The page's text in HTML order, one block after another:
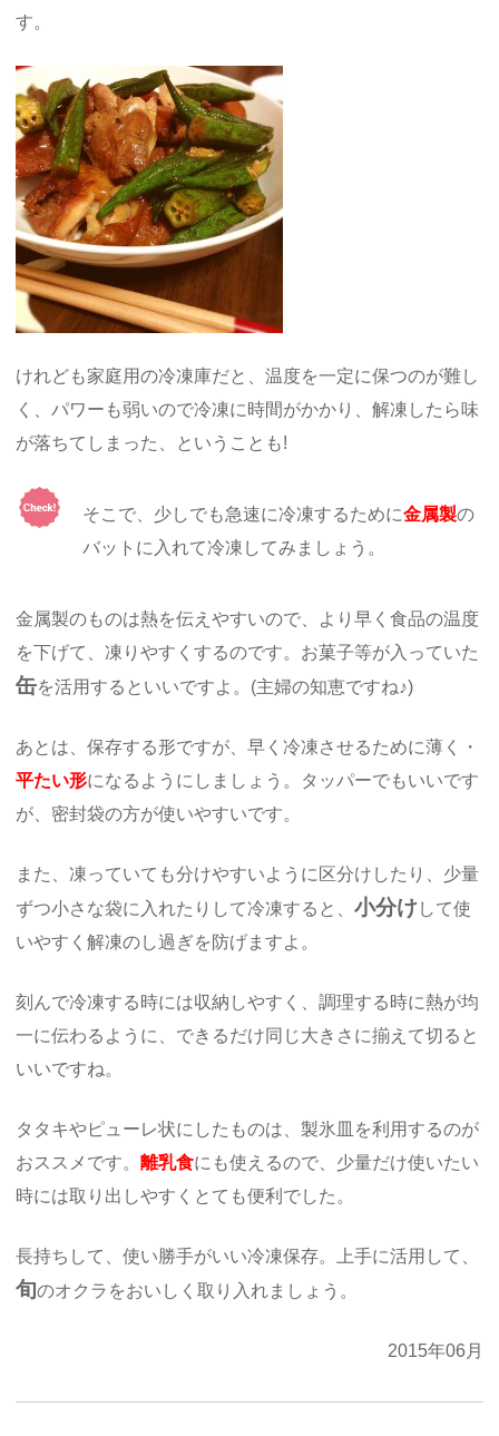
す。
けれども家庭用の冷凍庫だと、温度を一定に保つのが難し
く、パワーも弱いので冷凍に時間がかかり、解凍したら味
が落ちてしまった、ということも!
そこで、少しでも急速に冷凍するために金属製の
バットに入れて冷凍してみましょう。
金属製のものは熱を伝えやすいので、より早く食品の温度
を下げて、凍りやすくするのです。お菓子等が入っていた
缶を活用するといいですよ。(主婦の知恵ですね♪)
あとは、保存する形ですが、早く冷凍させるために薄く・
平たい形になるようにしましょう。タッパーでもいいです
が、密封袋の方が使いやすいです。
また、凍っていても分けやすいように区分けしたり、少量
ずつ小さな袋に入れたりして冷凍すると、小分け して使
いやすく解凍のし過ぎを防げますよ。
刻んで冷凍する時には収納しやすく、調理する時に熱が均
一に伝わるように、できるだけ同じ大きさに揃えて切ると
いいですね。
タタキやピューレ状にしたものは、製氷皿を利用するのが
おススメです。離乳食にも使えるので、少量だけ使いたい
時には取り出しやすくとても便利でした。
長持ちして、使い勝手がいい冷凍保存。上手に活用して、
旬のオクラをおいしく取り入れましょう。
2015年06月